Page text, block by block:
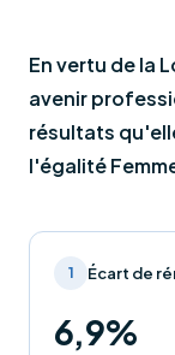
En vertu de la
avenir
résultats
l'égalité
1 Écart de
6,9%